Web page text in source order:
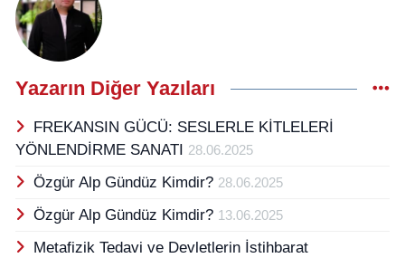
Yazarın Diğer Yazıları
FREKANSIN GÜCÜ: SESLERLE KİTLELERİ
YÖNLENDİRME SANATI
28.06.2025
Özgür Alp Gündüz Kimdir? 28.06.2025
Özgür Alp Gündüz Kimdir? 13.06.2025
Metafizik Tedavi ve Devletlerin İstihbarat